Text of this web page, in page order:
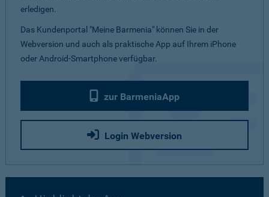
erledigen.
Das Kundenportal "Meine Barmenia" können Sie in der
Webversion und auch als praktische App auf Ihrem iPhone
oder Android-Smartphone verfügbar.
zur BarmeniaApp
Login Webversion